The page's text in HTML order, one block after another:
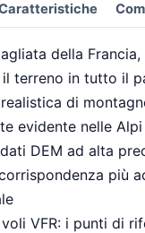
della
terreno in tutto il
di
evidente nelle Alpi
DEM ad alta
più
VFR: i punti di